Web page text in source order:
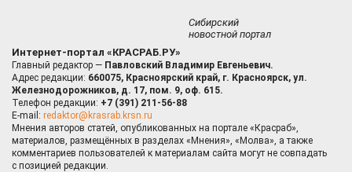
Сибирский
новостной портал
Интернет-портал «КРАСРАБ.РУ»
Главный редактор — Павловский Владимир Евгеньевич.
Адрес редакции: 660075, Красноярский край, г. Красноярск, ул.
Железнодорожников, д. 17, пом. 9, оф. 615.
Телефон редакции: +7 (391) 211-56-88
E-mail: redaktor@krasrab.krsn.ru
Мнения авторов статей, опубликованных на портале «Красраб»,
материалов, размещённых в разделах «Мнения», «Молва», а также
комментариев пользователей к материалам сайта могут не совпадать
с позицией редакции.